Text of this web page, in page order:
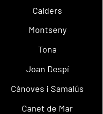
Calders
Montseny
Tona
Joan Despí
Cànoves i Samalús
Canet de Mar